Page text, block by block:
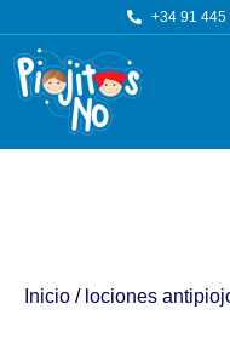
+34 91 445
Inicio / lociones